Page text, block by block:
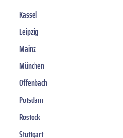
Kassel
Leipzig
Mainz
München
Offenbach
Potsdam
Rostock
Stuttgart